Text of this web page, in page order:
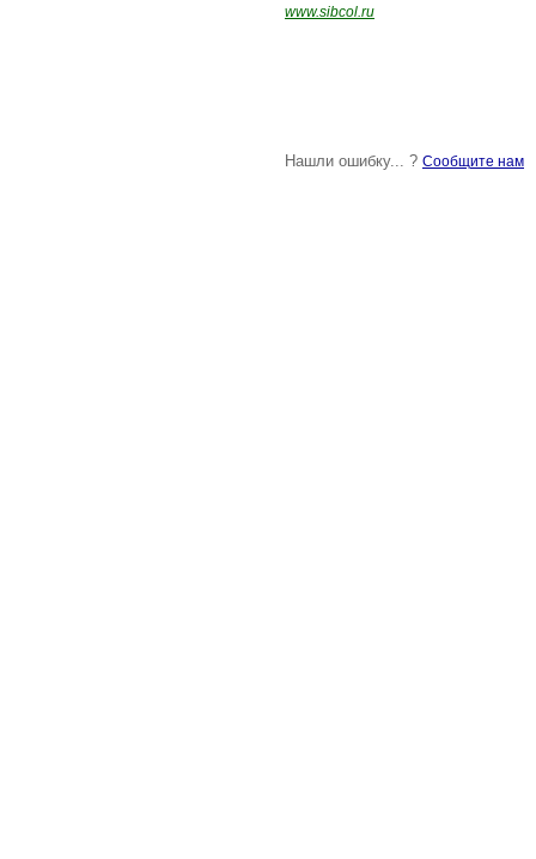
www.sibcol.ru
Нашли ошибку... ? Сообщите нам